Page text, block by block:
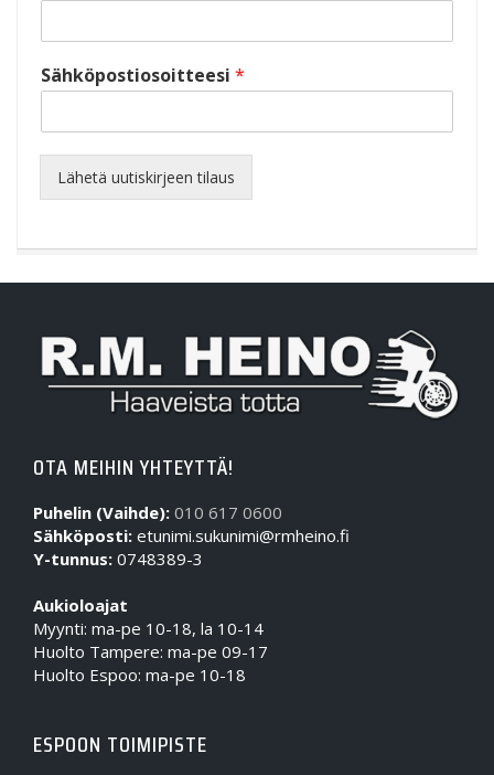
Sähköpostiosoitteesi *
Lähetä uutiskirjeen tilaus
OTA MEIHIN YHTEYTTÄ!
Puhelin (Vaihde): 010 617 0600
Sähköposti: etunimi.sukunimi@rmheino.fi
Y-tunnus: 0748389-3
Aukioloajat
Myynti: ma-pe 10-18, la 10-14
Huolto Tampere: ma-pe 09-17
Huolto Espoo: ma-pe 10-18
ESPOON TOIMIPISTE